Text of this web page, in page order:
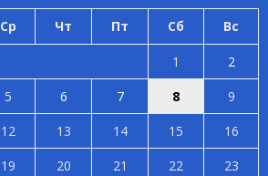
Ср Чт Пт Сб Вс
1
2
5 6 7 8
9
12 13 14 15
16
19 20 21 22
23